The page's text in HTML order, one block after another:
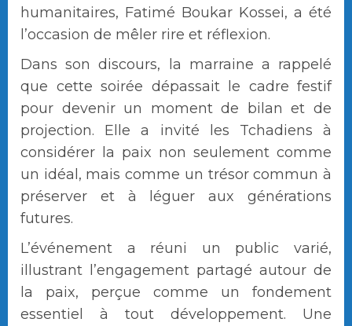
humanitaires, Fatimé Boukar Kossei, a été
l’occasion de mêler rire et réflexion.
Dans son discours, la marraine a rappelé
que cette soirée dépassait le cadre festif
pour devenir un moment de bilan et de
projection. Elle a invité les Tchadiens à
considérer la paix non seulement comme
un idéal, mais comme un trésor commun à
préserver et à léguer aux générations
futures.
L’événement a réuni un public varié,
illustrant l’engagement partagé autour de
la paix, perçue comme un fondement
essentiel à tout développement. Une